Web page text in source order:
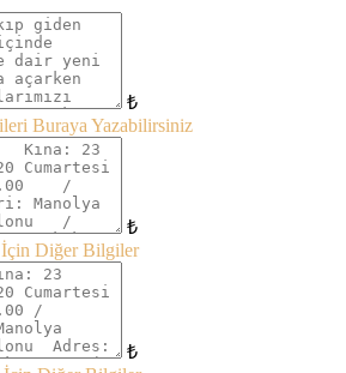
₺
Buraya Yazabilirsiniz
₺
Diğer Bilgiler
₺